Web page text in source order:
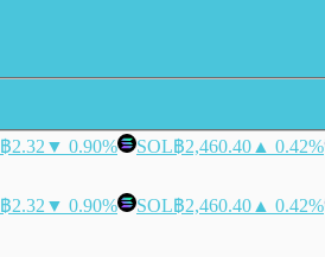
฿2.32 ▼ 0.90% SOL฿2,460.40 ▲ 0.42%
฿2.32 ▼ 0.90% SOL฿2,460.40 ▲ 0.42%